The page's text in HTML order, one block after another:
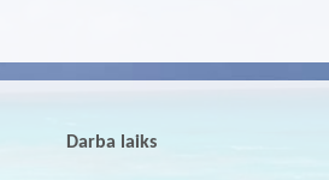
Darba laiks